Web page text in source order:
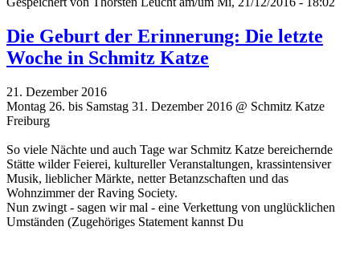
Die Geburt der Erinnerung: Die letzte
Woche in Schmitz Katze
21. Dezember 2016
Montag 26. bis Samstag 31. Dezember 2016 @ Schmitz Katze
Freiburg
So viele Nächte und auch Tage war Schmitz Katze bereichernde
Stätte wilder Feierei, kultureller Veranstaltungen, krassintensiver
Musik, lieblicher Märkte, netter Betanzschaften und das
Wohnzimmer der Raving Society.
Nun zwingt - sagen wir mal - eine Verkettung von unglücklichen
Umständen (Zugehöriges Statement kannst Du